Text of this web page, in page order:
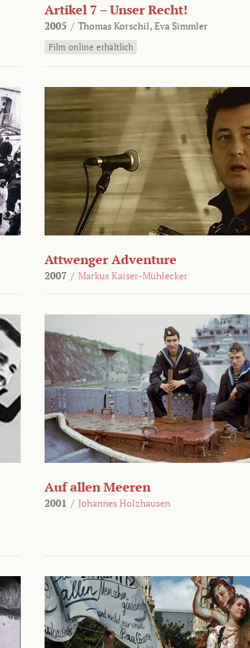
Artikel 7 – Unser Recht!
2005 / Thomas Korschil, Eva Simmler
Film online erhältlich
Attwenger Adventure
2007 / Markus Kaiser-Mühlecker
Auf allen Meeren
2001 / Johannes Holzhausen